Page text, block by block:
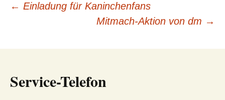
Beitragsnavigation
← Einladung für Kaninchenfans
Mitmach-Aktion von dm →
Service-Telefon